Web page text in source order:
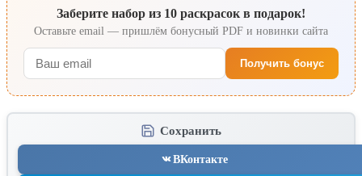
Заберите набор из 10 раскрасок в подарок!
Оставьте email — пришлём бонусный PDF и новинки сайта
Получить бонус
Сохранить
ВКонтакте